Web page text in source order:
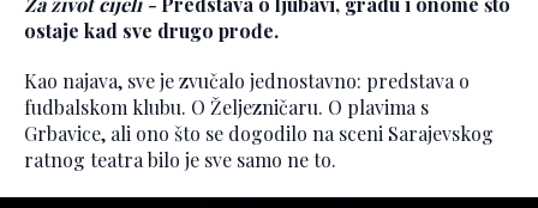
ostaje kad sve drugo prođe.
Kao najava, sve je zvučalo jednostavno: predstava o
fudbalskom klubu. O Željezničaru. O plavima s
Grbavice, ali ono što se dogodilo na sceni Sarajevskog
ratnog teatra bilo je sve samo ne to.